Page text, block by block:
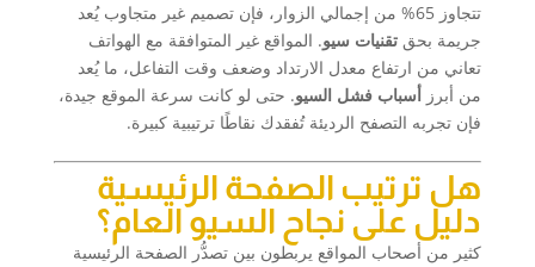
تتجاوز 65% من إجمالي الزوار، فإن تصميم غير متجاوب يُعد
جريمة بحق تقنيات سيو. المواقع غير المتوافقة مع الهواتف
تعاني من ارتفاع معدل الارتداد وضعف وقت التفاعل، ما يُعد
من أبرز أسباب فشل السيو. حتى لو كانت سرعة الموقع جيدة،
فإن تجربه التصفح الرديئة تُفقدك نقاطًا ترتيبية كبيرة.
هل ترتيب الصفحة الرئيسية
دليل على نجاح السيو العام؟
كثير من أصحاب المواقع يربطون بين تصدُّر الصفحة الرئيسية